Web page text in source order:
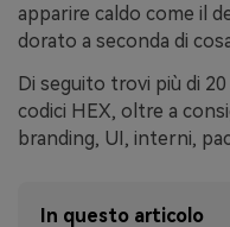
apparire caldo come il
dorato a seconda di
Di seguito trovi più di
codici HEX, oltre a
branding, UI, interni,
In questo articolo